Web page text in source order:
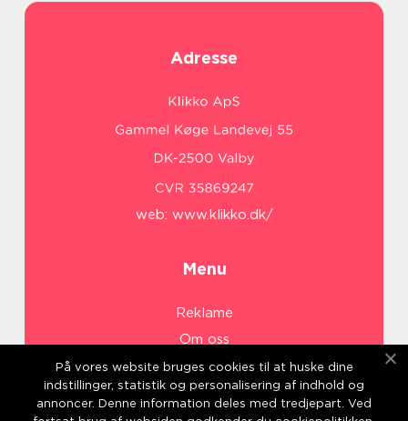
Adresse
web: www.klikko.dk/
Menu
Reklame
Om oss
Cookies
Kontakt Oss
På vores website bruges cookies til at huske dine
indstillinger, statistik og personalisering af indhold og
annoncer. Denne information deles med tredjepart. Ved